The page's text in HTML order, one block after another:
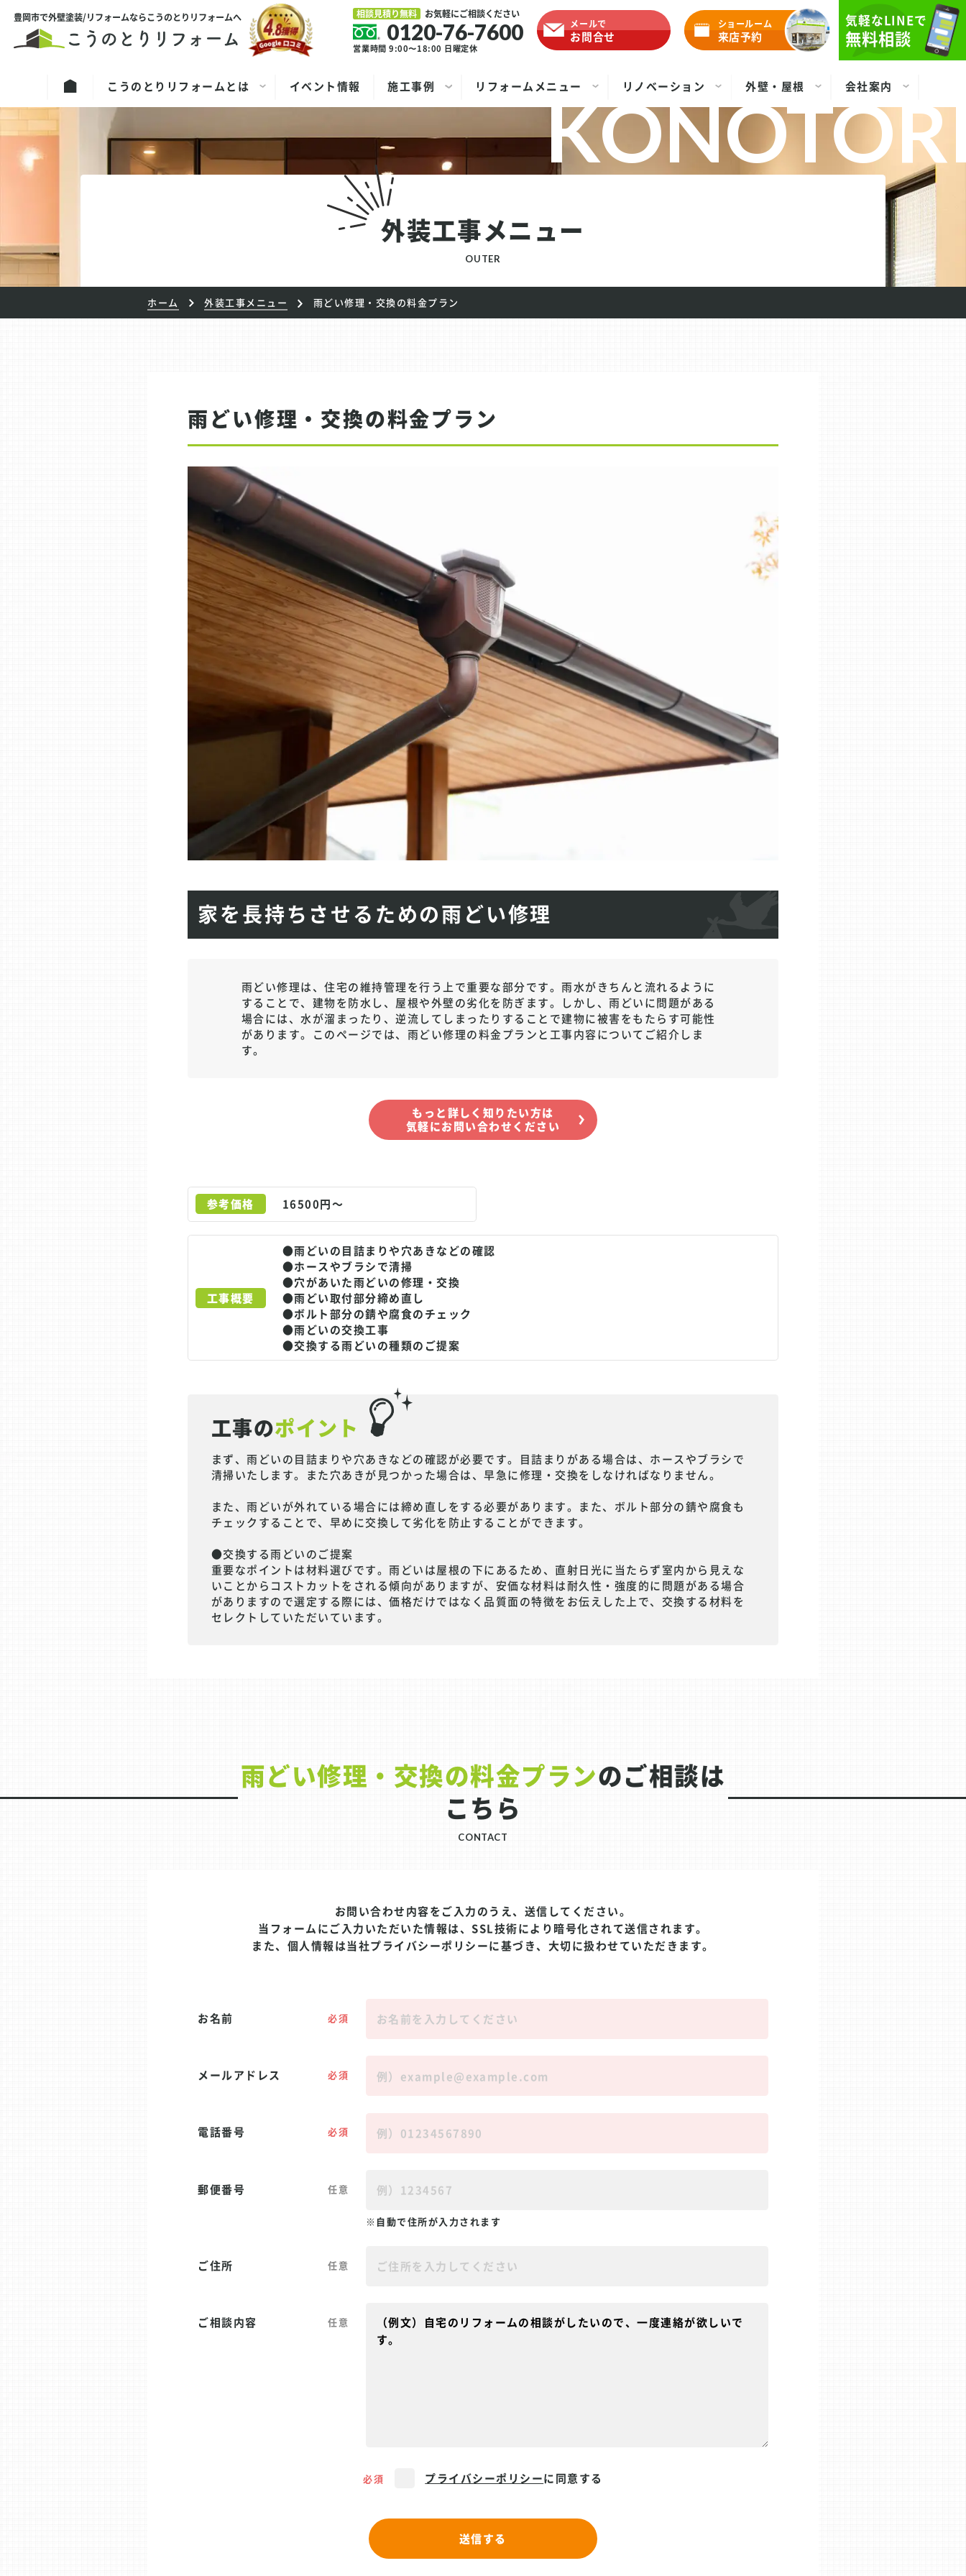
豊岡市で外壁塗装/リフォームならこうのとりリフォームへ 相談見積り無料 お気軽にご相談ください
0120-76-7600
営業時間 9:00〜18:00 日曜定休
メールで
お問合せ
ショールーム
来店予約
気軽なLINEで
無料相談
こうのとりリフォームとは イベント情報 施工事例 リフォームメニュー リノベーション 外壁・屋根 会社案内
外装工事メニュー
OUTER
ホーム 外装工事メニュー 雨どい修理・交換の料金プラン
雨どい修理・交換の料金プラン
家を長持ちさせるための雨どい修理
雨どい修理は、住宅の維持管理を行う上で重要な部分です。雨水がきちんと流れるように
することで、建物を防水し、屋根や外壁の劣化を防ぎます。しかし、雨どいに問題がある
場合には、水が溜まったり、逆流してしまったりすることで建物に被害をもたらす可能性
があります。このページでは、雨どい修理の料金プランと工事内容についてご紹介しま
す。
もっと詳しく知りたい方は
気軽にお問い合わせください
参考価格 16500円～
工事概要
●雨どいの目詰まりや穴あきなどの確認
●ホースやブラシで清掃
●穴があいた雨どいの修理・交換
●雨どい取付部分締め直し
●ボルト部分の錆や腐食のチェック
●雨どいの交換工事
●交換する雨どいの種類のご提案
工事のポイント
まず、雨どいの目詰まりや穴あきなどの確認が必要です。目詰まりがある場合は、ホースやブラシで
清掃いたします。また穴あきが見つかった場合は、早急に修理・交換をしなければなりません。
また、雨どいが外れている場合には締め直しをする必要があります。また、ボルト部分の錆や腐食も
チェックすることで、早めに交換して劣化を防止することができます。
●交換する雨どいのご提案
重要なポイントは材料選びです。雨どいは屋根の下にあるため、直射日光に当たらず室内から見えな
いことからコストカットをされる傾向がありますが、安価な材料は耐久性・強度的に問題がある場合
がありますので選定する際には、価格だけではなく品質面の特徴をお伝えした上で、交換する材料を
セレクトしていただいています。
雨どい修理・交換の料金プランのご相談は
こちら
CONTACT
お問い合わせ内容をご入力のうえ、送信してください。
当フォームにご入力いただいた情報は、SSL技術により暗号化されて送信されます。
また、個人情報は当社プライバシーポリシーに基づき、大切に扱わせていただきます。
お名前 必須
メールアドレス 必須
電話番号 必須
郵便番号 任意
自動で住所が入力されます
ご住所 任意
ご相談内容 任意
必須 プライバシーポリシーに同意する